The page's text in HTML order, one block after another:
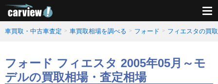
車買取・中古車査定 車買取相場を調べる フォード フィエスタの買
フォード フィエスタ 2005年05月～モ
デルの買取相場・査定相場